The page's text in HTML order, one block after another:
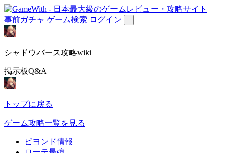
事前ガチャ ゲーム検索 ログイン
シャドウバース攻略wiki
掲示板Q&A
トップに戻る
ゲーム攻略一覧を見る
ビヨンド情報